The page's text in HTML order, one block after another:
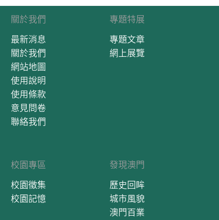
關於我們
最新消息
關於我們
網站地圖
使用說明
使用條款
意見問卷
聯絡我們
專題特展
專題文章
網上展覽
校園專區
校園徵集
校園記憶
發現澳門
歷史回眸
城市風貌
澳門百業